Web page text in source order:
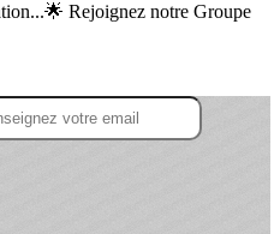
Rejoignez notre Groupe